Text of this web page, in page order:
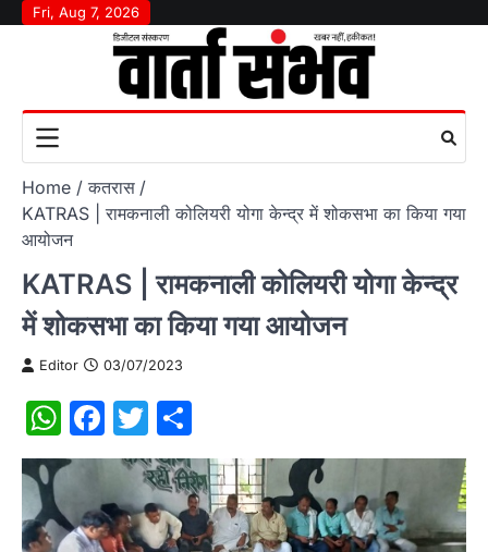
SkipFri, Aug 7, 2026
Home
कतरास
KATRAS | रामकनाली कोलियरी योगा केन्द्र में शोकसभा का किया गया
आयोजन
KATRAS | रामकनाली कोलियरी योगा केन्द्र
में शोकसभा का किया गया आयोजन
Editor 03/07/2023
WhatsApp
Facebook
Twitter